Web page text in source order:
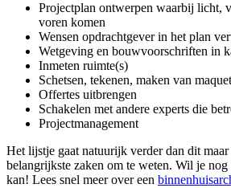
Projectplan ontwerpen waarbij licht,
voren komen
Wensen opdrachtgever in het plan
Wetgeving en bouwvoorschriften in
Inmeten ruimte(s)
Schetsen, tekenen, maken van
Offertes uitbrengen
Schakelen met andere experts die
Projectmanagement
Het lijstje gaat natuurijk verder dan dit
belangrijkste zaken om te weten. Wil je
kan! Lees snel meer over een